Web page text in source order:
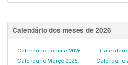
Calendário dos meses de 2026
Calendário Janeiro 2026
Calendário Março 2026
Calendário